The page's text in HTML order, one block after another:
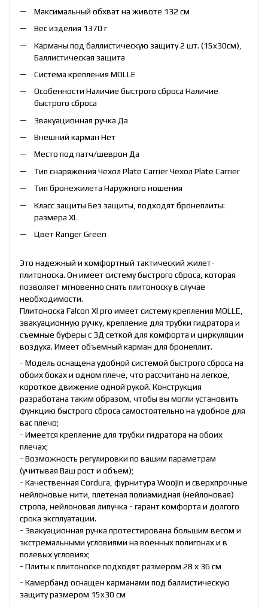
Максимальный обхват на животе 132 см
Вес изделия 1370 г
Карманы под баллистическую защиту 2 шт. (15x30см),
Баллистическая защита
Система крепления MOLLE
Особенности Наличие быстрого сброса Наличие
быстрого сброса
Эвакуационная ручка Да
Внешний карман Нет
Место под патч/шеврон Да
Тип снаряжения Чехол Plate Carrier Чехол Plate Carrier
Тип бронежилета Наружного ношения
Класс защиты Без защиты, подходят бронеплиты:
размера XL
Цвет Ranger Green
Это надежный и комфортный тактический жилет-
плитоноска. Он имеет систему быстрого сброса, которая
позволяет мгновенно снять плитоноску в случае
необходимости.
Плитоноска Falcon Xl pro имеет систему крепления MOLLE,
эвакуационную ручку, крепление для трубки гидратора и
съемные буферы с 3Д сеткой для комфорта и циркуляции
воздуха. Имеет объемный карман для бронеплит.
- Модель оснащена удобной системой быстрого сброса на
обоих боках и одном плече, что рассчитано на легкое,
короткое движение одной рукой. Конструкция
разработана таким образом, чтобы вы могли установить
функцию быстрого сброса самостоятельно на удобное для
вас плечо;
- Имеется крепление для трубки гидратора на обоих
плечах;
- Возможность регулировки по вашим параметрам
(учитывая Ваш рост и объем);
- Качественная Cordura, фурнитура Woojin и сверхпрочные
нейлоновые нити, плетеная полиамидная (нейлоновая)
стропа, нейлоновая липучка - гарант комфорта и долгого
срока эксплуатации.
- Эвакуационная ручка протестирована большим весом и
экстремальными условиями на военных полигонах и в
полевых условиях;
- Плиты к плитоноске подходят размером 28 х 36 см
- Камербанд оснащен карманами под баллистическую
защиту размером 15x30 см